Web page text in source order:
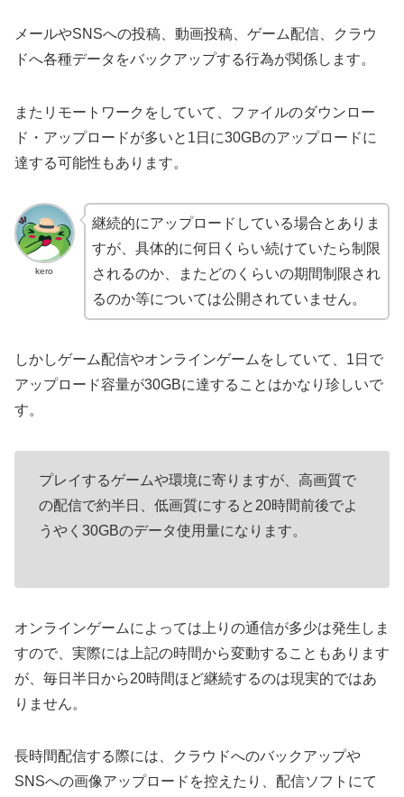
メールやSNSへの投稿、動画投稿、ゲーム配信、クラウ
ドへ各種データをバックアップする行為が関係します。
またリモートワークをしていて、ファイルのダウンロー
ド・アップロードが多いと1日に30GBのアップロードに
達する可能性もあります。
kero
継続的にアップロードしている場合とありま
すが、具体的に何日くらい続けていたら制限
されるのか、またどのくらいの期間制限され
るのか等については公開されていません。
しかしゲーム配信やオンラインゲームをしていて、1日で
アップロード容量が30GBに達することはかなり珍しいで
す。
プレイするゲームや環境に寄りますが、高画質で
の配信で約半日、低画質にすると20時間前後でよ
うやく30GBのデータ使用量になります。
オンラインゲームによっては上りの通信が多少は発生しま
すので、実際には上記の時間から変動することもあります
が、毎日半日から20時間ほど継続するのは現実的ではあ
りません。
長時間配信する際には、クラウドへのバックアップや
SNSへの画像アップロードを控えたり、配信ソフトにて